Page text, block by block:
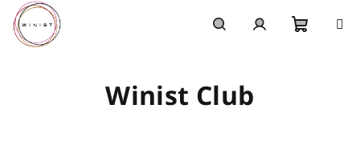
Skip
content
Winist Club